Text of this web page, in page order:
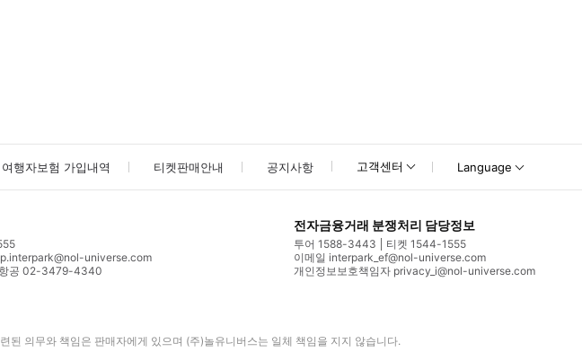
여행자보험 가입내역 티켓판매안내 공지사항 고객센터 Language
universe.com
공 02-3479-4340
전자금융거래 분쟁처리 담당정보
투어 1588-3443
티켓 1544-1555
이메일 interpark_ef@nol-universe.com
개인정보보호책임자 privacy_i@nol-universe.com
된 의무와 책임은 판매자에게 있으며 (주)놀유니버스는 일체 책임을 지지 않습니다.